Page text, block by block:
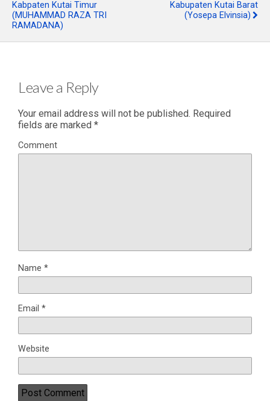
Kabpaten Kutai Timur
(MUHAMMAD RAZA TRI
RAMADANA)
Kabupaten Kutai Barat
(Yosepa Elvinsia)
Leave a Reply
Your email address will not be published. Required
fields are marked *
Comment
Name *
Email *
Website